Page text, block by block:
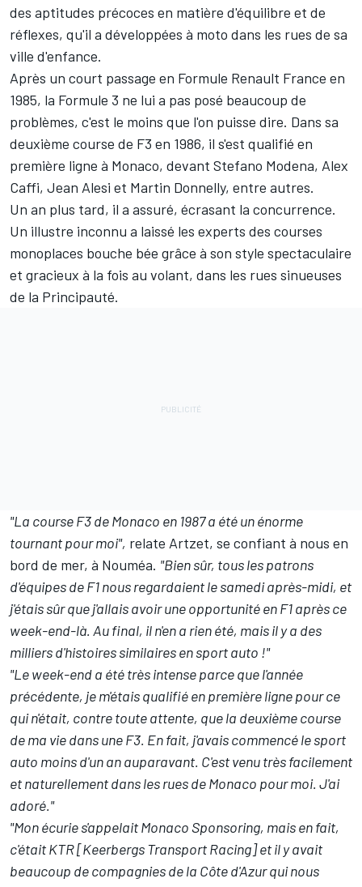
des aptitudes précoces en matière d'équilibre et de
réflexes, qu'il a développées à moto dans les rues de sa
ville d'enfance.
Après un court passage en Formule Renault France en
1985, la Formule 3 ne lui a pas posé beaucoup de
problèmes, c'est le moins que l'on puisse dire. Dans sa
deuxième course de F3 en 1986, il s'est qualifié en
première ligne à Monaco, devant Stefano Modena, Alex
Caffi, Jean Alesi et Martin Donnelly, entre autres.
Un an plus tard, il a assuré, écrasant la concurrence.
Un illustre inconnu a laissé les experts des courses
monoplaces bouche bée grâce à son style spectaculaire
et gracieux à la fois au volant, dans les rues sinueuses
de la Principauté.
"La course F3 de Monaco en 1987 a été un énorme
tournant pour moi", relate Artzet, se confiant à nous en
bord de mer, à Nouméa. "Bien sûr, tous les patrons
d'équipes de F1 nous regardaient le samedi après-midi, et
j'étais sûr que j'allais avoir une opportunité en F1 après ce
week-end-là. Au final, il n'en a rien été, mais il y a des
milliers d'histoires similaires en sport auto !"
"Le week-end a été très intense parce que l'année
précédente, je m'étais qualifié en première ligne pour ce
qui n'était, contre toute attente, que la deuxième course
de ma vie dans une F3. En fait, j'avais commencé le sport
auto moins d'un an auparavant. C'est venu très facilement
et naturellement dans les rues de Monaco pour moi. J'ai
adoré."
"Mon écurie s'appelait Monaco Sponsoring, mais en fait,
c'était KTR [Keerbergs Transport Racing] et il y avait
beaucoup de compagnies de la Côte d'Azur qui nous